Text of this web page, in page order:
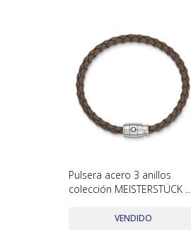
Pulsera acero 3 anillos
colección MEISTERSTÜCK en
VENDIDO